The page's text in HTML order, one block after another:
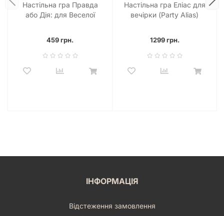
Настільна гра Правда
або Дія: для Веселої
459 грн.
Настільна гра Еліас для
вечірки (Party Alias)
1299 грн.
ІНФОРМАЦІЯ
Відстеження замовлення